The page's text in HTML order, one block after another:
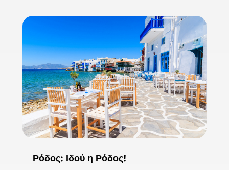
Ρόδος: Ιδού η Ρόδος!